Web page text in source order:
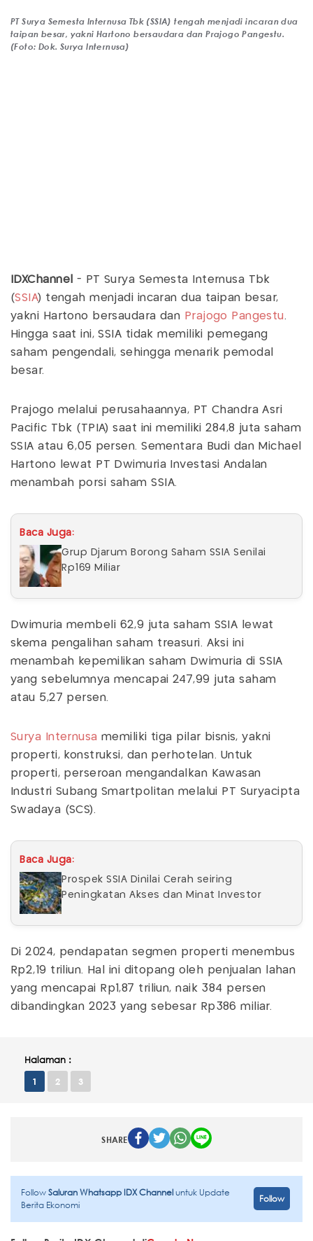
PT Surya Semesta Internusa Tbk (SSIA) tengah menjadi incaran dua
taipan besar, yakni Hartono bersaudara dan Prajogo Pangestu.
(Foto: Dok. Surya Internusa)
IDXChannel - PT Surya Semesta Internusa Tbk
(SSIA) tengah menjadi incaran dua taipan besar,
yakni Hartono bersaudara dan Prajogo Pangestu .
Hingga saat ini, SSIA tidak memiliki pemegang
saham pengendali, sehingga menarik pemodal
besar.
Prajogo melalui perusahaannya, PT Chandra Asri
Pacific Tbk (TPIA) saat ini memiliki 284,8 juta saham
SSIA atau 6,05 persen. Sementara Budi dan Michael
Hartono lewat PT Dwimuria Investasi Andalan
menambah porsi saham SSIA.
Baca Juga:
Grup Djarum Borong Saham SSIA Senilai
Rp169 Miliar
Dwimuria membeli 62,9 juta saham SSIA lewat
skema pengalihan saham treasuri. Aksi ini
menambah kepemilikan saham Dwimuria di SSIA
yang sebelumnya mencapai 247,99 juta saham
atau 5,27 persen.
Surya Internusa memiliki tiga pilar bisnis, yakni
properti, konstruksi, dan perhotelan. Untuk
properti, perseroan mengandalkan Kawasan
Industri Subang Smartpolitan melalui PT Suryacipta
Swadaya (SCS).
Baca Juga:
Prospek SSIA Dinilai Cerah seiring
Peningkatan Akses dan Minat Investor
Di 2024, pendapatan segmen properti menembus
Rp2,19 triliun. Hal ini ditopang oleh penjualan lahan
yang mencapai Rp1,87 triliun, naik 384 persen
dibandingkan 2023 yang sebesar Rp386 miliar.
Halaman :
1 2 3
SHARE
FollowSaluran Whatsapp IDX Channeluntuk Update
Berita Ekonomi
Follow